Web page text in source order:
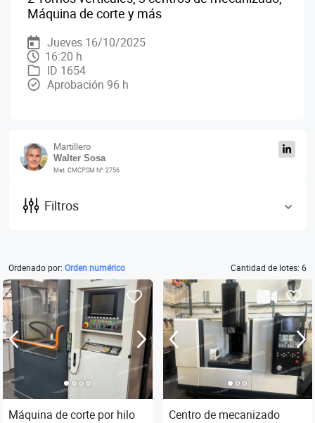
Máquina de corte y más
Jueves 16/10/2025
16:20 h
ID 1654
Aprobación 96 h
Martillero
Walter Sosa
Mat. CMCPSM N°: 2756
Filtros
Ordenado por: Orden numérico Cantidad de lotes: 6
Máquina de corte por hilo
Centro de mecanizado